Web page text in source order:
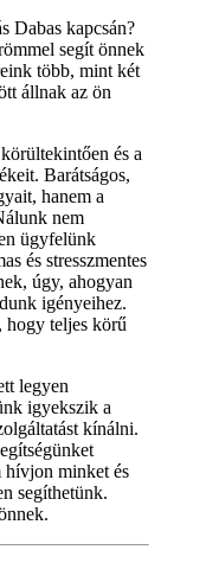
Dabas kapcsán?
segít önnek
több, mint két
állnak az ön
és a
Barátságos,
hanem a
nem
ügyfelünk
és stresszmentes
úgy, ahogyan
igényeihez.
hogy teljes körű
legyen
igyekszik a
kínálni.
hívjon minket és
segíthetünk.